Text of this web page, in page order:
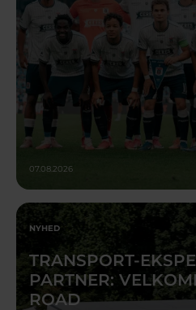
07.08.2026
NYHED
TRANSPORT-
PARTNER:
ROAD